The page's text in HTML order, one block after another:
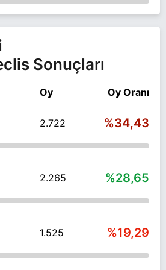
Sonuçları
Oy Oy Oranı
2.722 %34,43
2.265 %28,65
1.525 %19,29